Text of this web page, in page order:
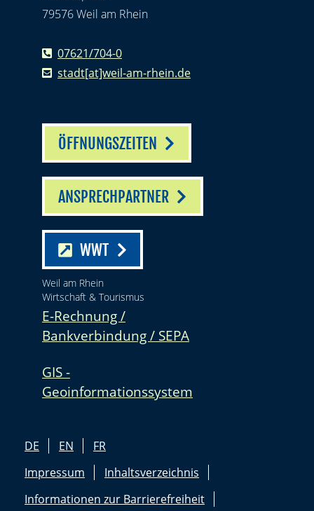
79576 Weil am Rhein
07621/704-0
stadt[at]weil-am-rhein.de
ÖFFNUNGSZEITEN
ANSPRECHPARTNER
WWT
Weil am Rhein
Wirtschaft & Tourismus
E-Rechnung /
Bankverbindung / SEPA
GIS -
Geoinformationssystem
DE EN
FR
Impressum
Inhaltsverzeichnis
Informationen zur Barrierefreiheit